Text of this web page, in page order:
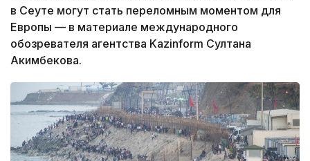
в Сеуте могут стать переломным моментом для
Европы — в материале международного
обозревателя агентства Kazinform Султана
Акимбекова.